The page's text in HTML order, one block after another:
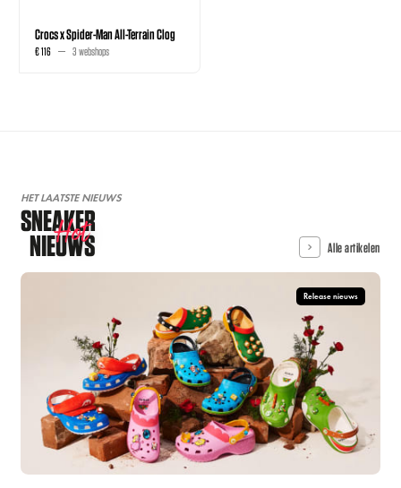
Crocs x Spider-Man All-Terrain Clog
€ 116 3 webshops
HET LAATSTE NIEUWS
SNEAKER
NIEUWS
Hot Alle artikelen
Release nieuws